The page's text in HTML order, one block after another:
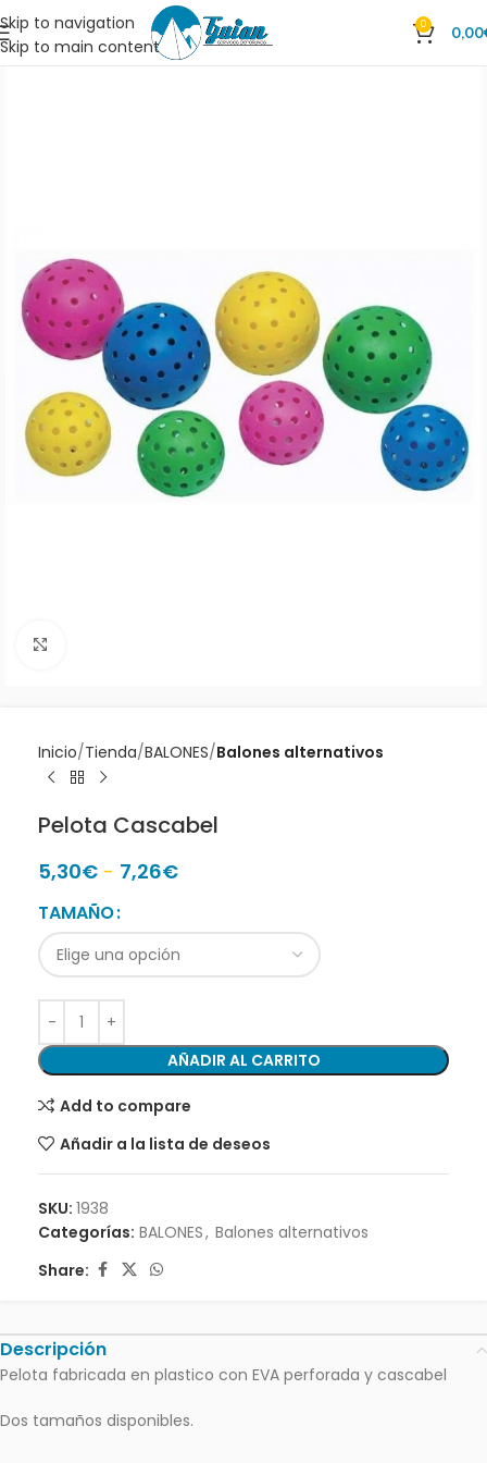
Skip to navigation
Skip to main content
0 0,00
Inicio Tienda BALONES Balones alternativos
Pelota Cascabel
5,30€ - 7,26€
TAMAÑO
AÑADIR AL CARRITO
Add to compare
Añadir a la lista de deseos
SKU: 1938
Categorías: BALONES, Balones alternativos
Share:
Descripción
Pelota fabricada en plastico con EVA perforada y cascabel
Dos tamaños disponibles.